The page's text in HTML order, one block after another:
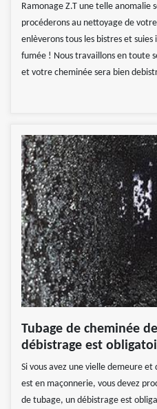
Ramonage Z.T une telle anomalie
procéderons au nettoyage de
enlèverons tous les bistres et
fumée ! Nous travaillons en toute
et votre cheminée sera bien
Tubage de cheminée
débistrage est
Si vous avez une vielle demeure
est en maçonnerie, vous devez
de tubage, un débistrage est